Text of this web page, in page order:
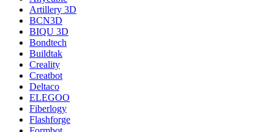
Artillery 3D
BCN3D
BIQU 3D
Bondtech
Buildtak
Creality
Creatbot
Deltaco
ELEGOO
Fiberlogy
Flashforge